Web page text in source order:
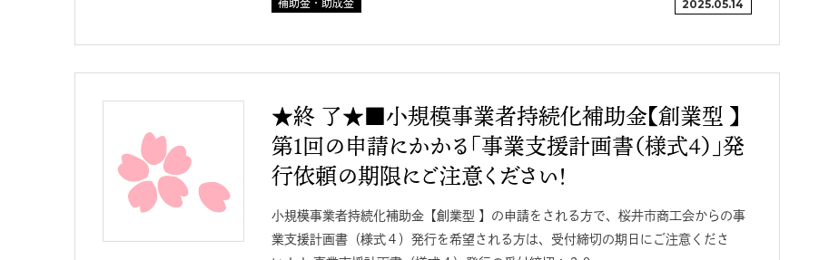
補助金・助成金 2025.05.14
★終 了★■小規模事業者持続化補助金【創業型 】
第1回の申請にかかる「事業支援計画書（様式４）」発
行依頼の期限にご注意ください！
小規模事業者持続化補助金【創業型 】の申請をされる方で、桜井市商工会からの事
業支援計画書（様式４）発行を希望される方は、受付締切の期日にご注意くださ